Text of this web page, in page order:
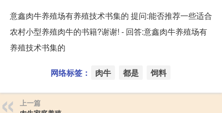
意鑫肉牛养殖场有养殖技术书集的 提问:能否推荐一些适合
农村小型养殖肉牛的书籍?谢谢! - 回答:意鑫肉牛养殖场有
养殖技术书集的
网络标签： 肉牛 都是 饲料
上一篇